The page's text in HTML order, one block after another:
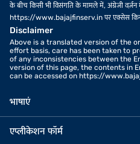
के बीच किसी भी विसंगति के मामले में, अंग्रेजी
https://www.bajajfinserv.in पर एक्सेस
Disclaimer
Above is a translated version of the
effort basis, care has been taken to
of any inconsistencies between the
version of this page, the contents in
can be accessed on https://
भाषाएं
एप्लीकेशन फॉर्म